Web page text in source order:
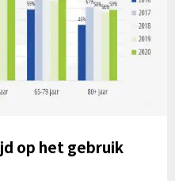
op het gebruik